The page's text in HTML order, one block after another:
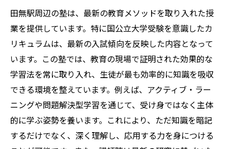
田無駅周辺の塾は、最新の教育メソッドを取り入れた授
業を提供しています。特に国公立大学受験を意識したカ
リキュラムは、最新の入試傾向を反映した内容となって
います。この塾では、教育の現場で証明された効果的な
学習法を常に取り入れ、生徒が最も効率的に知識を吸収
できる環境を整えています。例えば、アクティブ・ラー
ニングや問題解決型学習を通じて、受け身ではなく主体
的に学ぶ姿勢を養います。これにより、ただ知識を暗記
するだけでなく、深く理解し、応用する力を身につける